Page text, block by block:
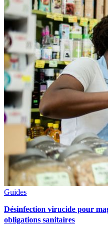
Guides
Désinfection virucide pour
obligations sanitaires